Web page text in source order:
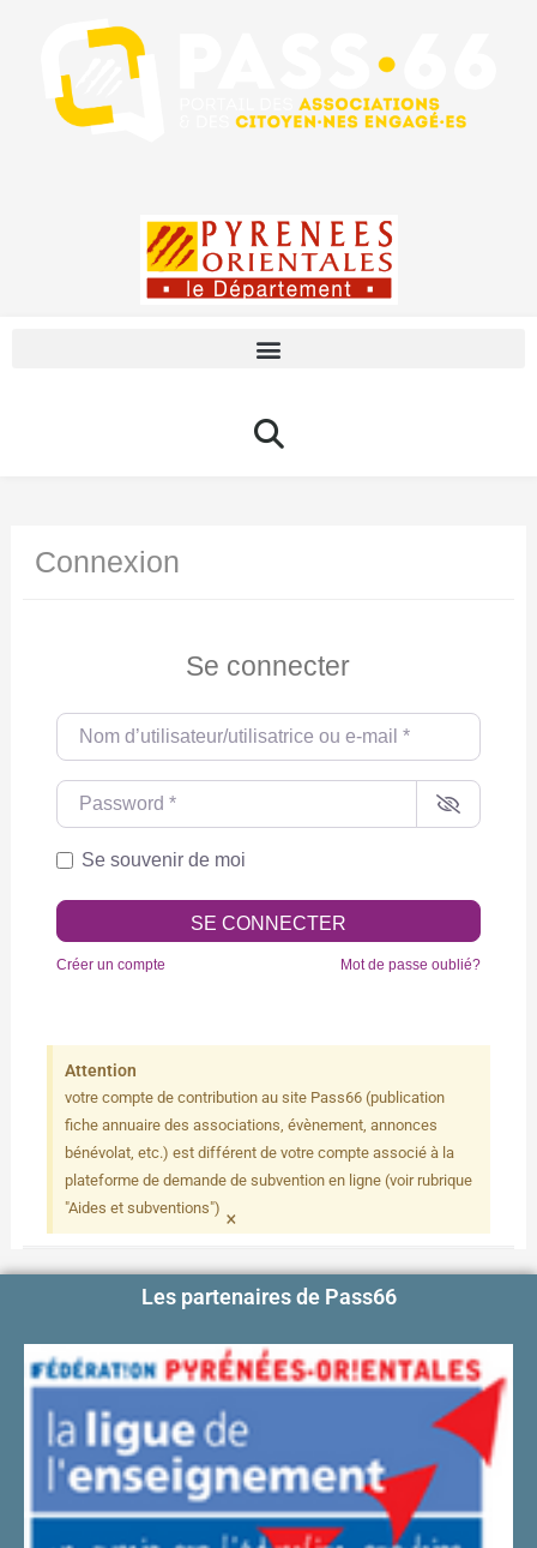
Connexion
Se connecter
Nom d’utilisateur/utilisatrice ou e-mail
Password
Se souvenir de moi
SE CONNECTER
Créer un compte Mot de passe oublié?
Attention
votre compte de contribution au site Pass66 (publication
fiche annuaire des associations, évènement, annonces
bénévolat, etc.) est différent de votre compte associé à la
plateforme de demande de subvention​ en ligne (voir rubrique
"Aides et subventions") ×
Les partenaires de Pass66